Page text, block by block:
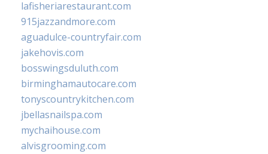
lafisheriarestaurant.com
915jazzandmore.com
aguadulce-countryfair.com
jakehovis.com
bosswingsduluth.com
birminghamautocare.com
tonyscountrykitchen.com
jbellasnailspa.com
mychaihouse.com
alvisgrooming.com